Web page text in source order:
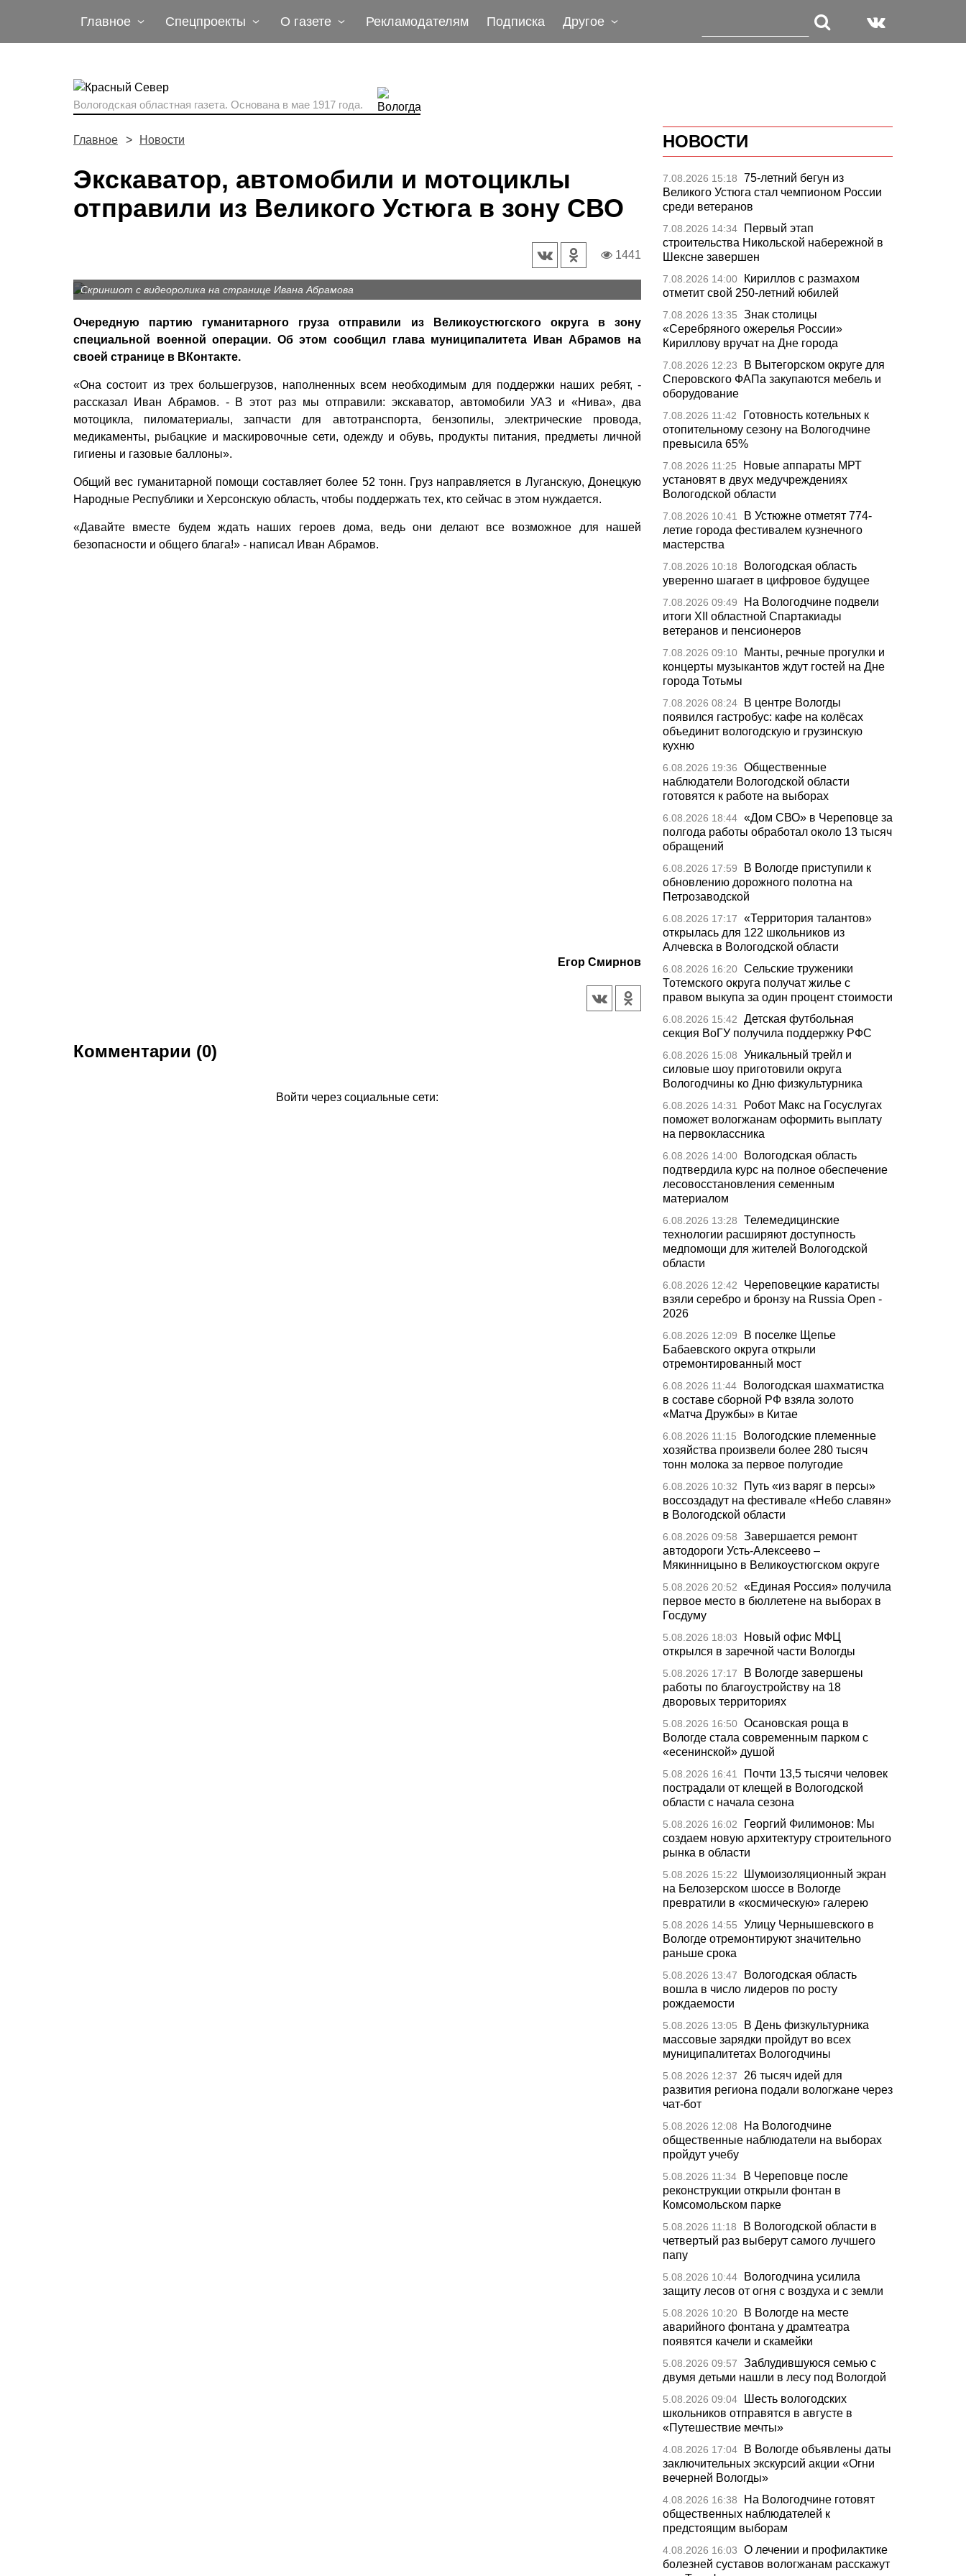
Главное Спецпроекты О газете Рекламодателям Подписка Другое
Вологодская областная газета. Основана в мае 1917 года.
Главное Новости
Экскаватор, автомобили и мотоциклы
отправили из Великого Устюга в зону СВО
1441
Скриншот с видеоролика на странице Ивана Абрамова
Очередную партию гуманитарного груза отправили из Великоустюгского округа в зону
специальной военной операции. Об этом сообщил глава муниципалитета Иван Абрамов на
своей странице в ВКонтакте.
«Она состоит из трех большегрузов, наполненных всем необходимым для поддержки наших ребят, -
рассказал Иван Абрамов. - В этот раз мы отправили: экскаватор, автомобили УАЗ и «Нива», два
мотоцикла, пиломатериалы, запчасти для автотранспорта, бензопилы, электрические провода,
медикаменты, рыбацкие и маскировочные сети, одежду и обувь, продукты питания, предметы личной
гигиены и газовые баллоны».
Общий вес гуманитарной помощи составляет более 52 тонн. Груз направляется в Луганскую, Донецкую
Народные Республики и Херсонскую область, чтобы поддержать тех, кто сейчас в этом нуждается.
«Давайте вместе будем ждать наших героев дома, ведь они делают все возможное для нашей
безопасности и общего блага!» - написал Иван Абрамов.
Егор Смирнов
Комментарии (0)
Войти через социальные сети:
НОВОСТИ
7.08.2026 15:18
75-летний бегун из
Великого Устюга стал чемпионом России
среди ветеранов
7.08.2026 14:34
Первый этап
строительства Никольской набережной в
Шексне завершен
7.08.2026 14:00
Кириллов с размахом
отметит свой 250-летний юбилей
7.08.2026 13:35
Знак столицы
«Серебряного ожерелья России»
Кириллову вручат на Дне города
7.08.2026 12:23
В Вытегорском округе для
Сперовского ФАПа закупаются мебель и
оборудование
7.08.2026 11:42
Готовность котельных к
отопительному сезону на Вологодчине
превысила 65%
7.08.2026 11:25
Новые аппараты МРТ
установят в двух медучреждениях
Вологодской области
7.08.2026 10:41
В Устюжне отметят 774-
летие города фестивалем кузнечного
мастерства
7.08.2026 10:18
Вологодская область
уверенно шагает в цифровое будущее
7.08.2026 09:49
На Вологодчине подвели
итоги XII областной Спартакиады
ветеранов и пенсионеров
7.08.2026 09:10
Манты, речные прогулки и
концерты музыкантов ждут гостей на Дне
города Тотьмы
7.08.2026 08:24
В центре Вологды
появился гастробус: кафе на колёсах
объединит вологодскую и грузинскую
кухню
6.08.2026 19:36
Общественные
наблюдатели Вологодской области
готовятся к работе на выборах
6.08.2026 18:44 «Дом СВО» в Череповце за
полгода работы обработал около 13 тысяч
обращений
6.08.2026 17:59
В Вологде приступили к
обновлению дорожного полотна на
Петрозаводской
6.08.2026 17:17
«Территория талантов»
открылась для 122 школьников из
Алчевска в Вологодской области
6.08.2026 16:20 Сельские труженики
Тотемского округа получат жилье с
правом выкупа за один процент стоимости
6.08.2026 15:42
Детская футбольная
секция ВоГУ получила поддержку РФС
6.08.2026 15:08
Уникальный трейл и
силовые шоу приготовили округа
Вологодчины ко Дню физкультурника
6.08.2026 14:31
Робот Макс на Госуслугах
поможет вологжанам оформить выплату
на первоклассника
6.08.2026 14:00
Вологодская область
подтвердила курс на полное обеспечение
лесовосстановления семенным
материалом
6.08.2026 13:28
Телемедицинские
технологии расширяют доступность
медпомощи для жителей Вологодской
области
6.08.2026 12:42
Череповецкие каратисты
взяли серебро и бронзу на Russia Open -
2026
6.08.2026 12:09
В поселке Щепье
Бабаевского округа открыли
отремонтированный мост
6.08.2026 11:44
Вологодская шахматистка
в составе сборной РФ взяла золото
«Матча Дружбы» в Китае
6.08.2026 11:15
Вологодские племенные
хозяйства произвели более 280 тысяч
тонн молока за первое полугодие
6.08.2026 10:32
Путь «из варяг в персы»
воссоздадут на фестивале «Небо славян»
в Вологодской области
6.08.2026 09:58
Завершается ремонт
автодороги Усть-Алексеево –
Мякинницыно в Великоустюгском округе
5.08.2026 20:52
«Единая Россия» получила
первое место в бюллетене на выборах в
Госдуму
5.08.2026 18:03
Новый офис МФЦ
открылся в заречной части Вологды
5.08.2026 17:17
В Вологде завершены
работы по благоустройству на 18
дворовых территориях
5.08.2026 16:50 Осановская роща в
Вологде стала современным парком с
«есенинской» душой
5.08.2026 16:41
Почти 13,5 тысячи человек
пострадали от клещей в Вологодской
области с начала сезона
5.08.2026 16:02
Георгий Филимонов: Мы
создаем новую архитектуру строительного
рынка в области
5.08.2026 15:22
Шумоизоляционный экран
на Белозерском шоссе в Вологде
превратили в «космическую» галерею
5.08.2026 14:55
Улицу Чернышевского в
Вологде отремонтируют значительно
раньше срока
5.08.2026 13:47
Вологодская область
вошла в число лидеров по росту
рождаемости
5.08.2026 13:05
В День физкультурника
массовые зарядки пройдут во всех
муниципалитетах Вологодчины
5.08.2026 12:37
26 тысяч идей для
развития региона подали вологжане через
чат-бот
5.08.2026 12:08
На Вологодчине
общественные наблюдатели на выборах
пройдут учебу
5.08.2026 11:34
В Череповце после
реконструкции открыли фонтан в
Комсомольском парке
5.08.2026 11:18
В Вологодской области в
четвертый раз выберут самого лучшего
папу
5.08.2026 10:44
Вологодчина усилила
защиту лесов от огня с воздуха и с земли
5.08.2026 10:20
В Вологде на месте
аварийного фонтана у драмтеатра
появятся качели и скамейки
5.08.2026 09:57
Заблудившуюся семью с
двумя детьми нашли в лесу под Вологдой
5.08.2026 09:04
Шесть вологодских
школьников отправятся в августе в
«Путешествие мечты»
4.08.2026 17:04
В Вологде объявлены даты
заключительных экскурсий акции «Огни
вечерней Вологды»
4.08.2026 16:38
На Вологодчине готовят
общественных наблюдателей к
предстоящим выборам
4.08.2026 16:03
О лечении и профилактике
болезней суставов вологжанам расскажут